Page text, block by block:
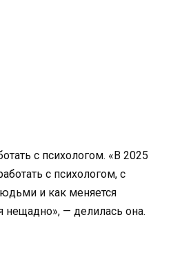
с психологом. «В 2025
с психологом, с
и как меняется
нещадно», — делилась она.